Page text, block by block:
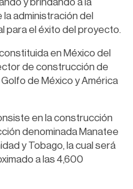
y brindando a la
administración del
para el éxito del proyecto.
en México del
de construcción de
de México y América
en la construcción
denominada Manatee
y Tobago, la cual será
a las 4,600